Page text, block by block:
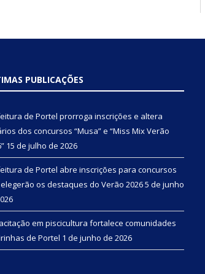
PUBLICAÇÕES
de Portel prorroga inscrições e altera
dos concursos “Musa” e “Miss Mix Verão
15 de julho de 2026
de Portel abre inscrições para concursos
os destaques do Verão 20265 de junho
em piscicultura fortalece comunidades
de Portel 1 de junho de 2026